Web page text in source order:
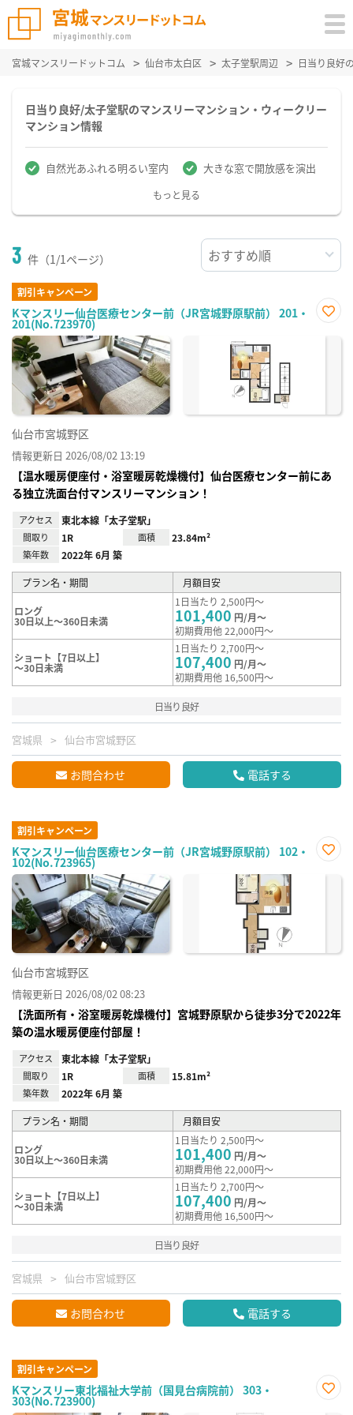
宮城マンスリードットコム 仙台市太白区 太子堂駅周辺 日当り良好
日当り良好/太子堂駅のマンスリーマンション・ウィークリー
マンション情報
自然光あふれる明るい室内 大きな窓で開放感を演出
もっと見る
3 件（1/1ページ）
割引キャンペーン
Kマンスリー仙台医療センター前（JR宮城野原駅前） 201・
201(No.723970)
に入
仙台市宮城野区
情報更新日 2026/08/02 13:19
【温水暖房便座付・浴室暖房乾燥機付】仙台医療センター前にあ
る独立洗面台付マンスリーマンション！
アクセス 東北本線「太子堂駅」
間取り 1R 面積 23.84m²
築年数 2022年 6月 築
プラン名・期間 月額目安
ロング
30日以上～360日未満
1日当たり 2,500円～
101,400 円/月～
初期費用他 22,000円～
ショート【7日以上】
～30日未満
1日当たり 2,700円～
107,400 円/月～
初期費用他 16,500円～
日当り良好
宮城県 仙台市宮城野区
お問合わせ 電話する
割引キャンペーン
Kマンスリー仙台医療センター前（JR宮城野原駅前） 102・
102(No.723965)
に入
仙台市宮城野区
情報更新日 2026/08/02 08:23
【洗面所有・浴室暖房乾燥機付】宮城野原駅から徒歩3分で2022年
築の温水暖房便座付部屋！
アクセス 東北本線「太子堂駅」
間取り 1R 面積 15.81m²
築年数 2022年 6月 築
プラン名・期間 月額目安
ロング
30日以上～360日未満
1日当たり 2,500円～
101,400 円/月～
初期費用他 22,000円～
ショート【7日以上】
～30日未満
1日当たり 2,700円～
107,400 円/月～
初期費用他 16,500円～
日当り良好
宮城県 仙台市宮城野区
お問合わせ 電話する
割引キャンペーン
Kマンスリー東北福祉大学前（国見台病院前） 303・
303(No.723900)